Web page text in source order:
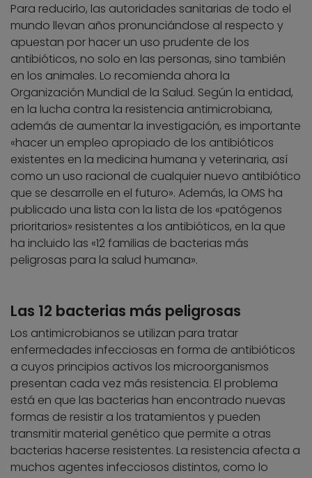
Para reducirlo, las autoridades sanitarias de todo el
mundo llevan años pronunciándose al respecto y
apuestan por hacer un uso prudente de los
antibióticos, no solo en las personas, sino también
en los animales. Lo recomienda ahora la
Organización Mundial de la Salud. Según la entidad,
en la lucha contra la resistencia antimicrobiana,
además de aumentar la investigación, es importante
«hacer un empleo apropiado de los antibióticos
existentes en la medicina humana y veterinaria, así
como un uso racional de cualquier nuevo antibiótico
que se desarrolle en el futuro». Además, la OMS ha
publicado una lista con la lista de los «patógenos
prioritarios» resistentes a los antibióticos, en la que
ha incluido las «12 familias de bacterias más
peligrosas para la salud humana».
Las 12 bacterias más peligrosas
Los antimicrobianos se utilizan para tratar
enfermedades infecciosas en forma de antibióticos
a cuyos principios activos los microorganismos
presentan cada vez más resistencia. El problema
está en que las bacterias han encontrado nuevas
formas de resistir a los tratamientos y pueden
transmitir material genético que permite a otras
bacterias hacerse resistentes. La resistencia afecta a
muchos agentes infecciosos distintos, como lo